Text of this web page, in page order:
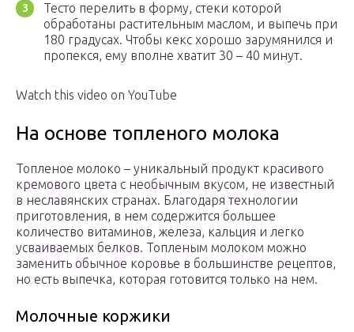
Тесто перелить в форму, стеки которой
обработаны растительным маслом, и выпечь при
180 градусах. Чтобы кекс хорошо зарумянился и
пропекся, ему вполне хватит 30 – 40 минут.
Watch this video on YouTube
На основе топленого молока
Топленое молоко – уникальный продукт красивого
кремового цвета с необычным вкусом, не известный
в неславянских странах. Благодаря технологии
приготовления, в нем содержится большее
количество витаминов, железа, кальция и легко
усваиваемых белков. Топленым молоком можно
заменить обычное коровье в большинстве рецептов,
но есть выпечка, которая готовится только на нем.
Молочные коржики